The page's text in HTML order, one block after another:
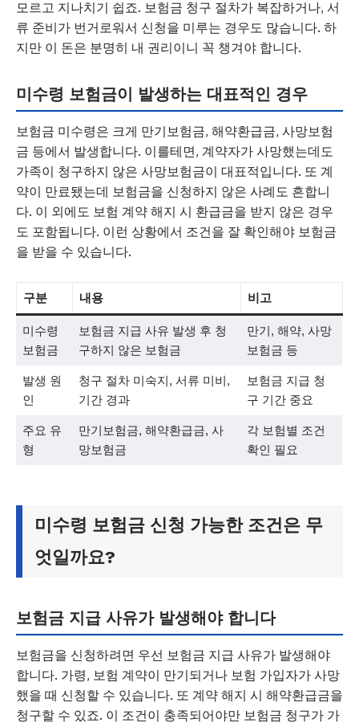
모르고 지나치기 쉽죠. 보험금 청구 절차가 복잡하거나, 서
류 준비가 번거로워서 신청을 미루는 경우도 많습니다. 하
지만 이 돈은 분명히 내 권리이니 꼭 챙겨야 합니다.
미수령 보험금이 발생하는 대표적인 경우
보험금 미수령은 크게 만기보험금, 해약환급금, 사망보험
금 등에서 발생합니다. 이를테면, 계약자가 사망했는데도
가족이 청구하지 않은 사망보험금이 대표적입니다. 또 계
약이 만료됐는데 보험금을 신청하지 않은 사례도 흔합니
다. 이 외에도 보험 계약 해지 시 환급금을 받지 않은 경우
도 포함됩니다. 이런 상황에서 조건을 잘 확인해야 보험금
을 받을 수 있습니다.
구분 내용 비고
미수령
보험금
보험금 지급 사유 발생 후 청
구하지 않은 보험금
만기, 해약, 사망
보험금 등
발생 원
인
청구 절차 미숙지, 서류 미비,
기간 경과
보험금 지급 청
구 기간 중요
주요 유
형
만기보험금, 해약환급금, 사
망보험금
각 보험별 조건
확인 필요
미수령 보험금 신청 가능한 조건은 무
엇일까요?
보험금 지급 사유가 발생해야 합니다
보험금을 신청하려면 우선 보험금 지급 사유가 발생해야
합니다. 가령, 보험 계약이 만기되거나 보험 가입자가 사망
했을 때 신청할 수 있습니다. 또 계약 해지 시 해약환급금을
청구할 수 있죠. 이 조건이 충족되어야만 보험금 청구가 가